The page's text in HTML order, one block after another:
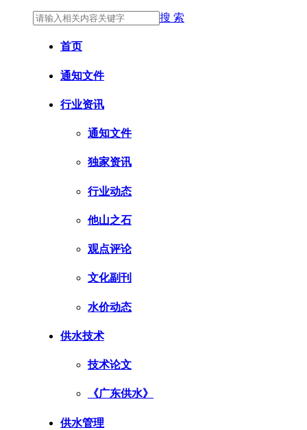
搜 索
首页
通知文件
行业资讯
通知文件
独家资讯
行业动态
他山之石
观点评论
文化副刊
水价动态
供水技术
技术论文
《广东供水》
供水管理